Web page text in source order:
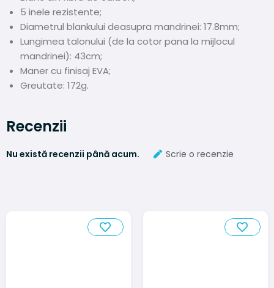
5 inele rezistente;
Diametrul blankului deasupra mandrinei: 17.8mm;
Lungimea talonului (de la cotor pana la mijlocul
mandrinei): 43cm;
Maner cu finisaj EVA;
Greutate: 172g.
Recenzii
Nu există recenzii până acum. Scrie o recenzie